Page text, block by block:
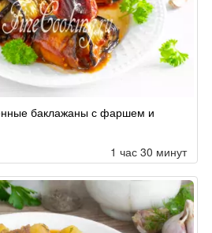
баклажаны с фаршем и
1 час 30 минут